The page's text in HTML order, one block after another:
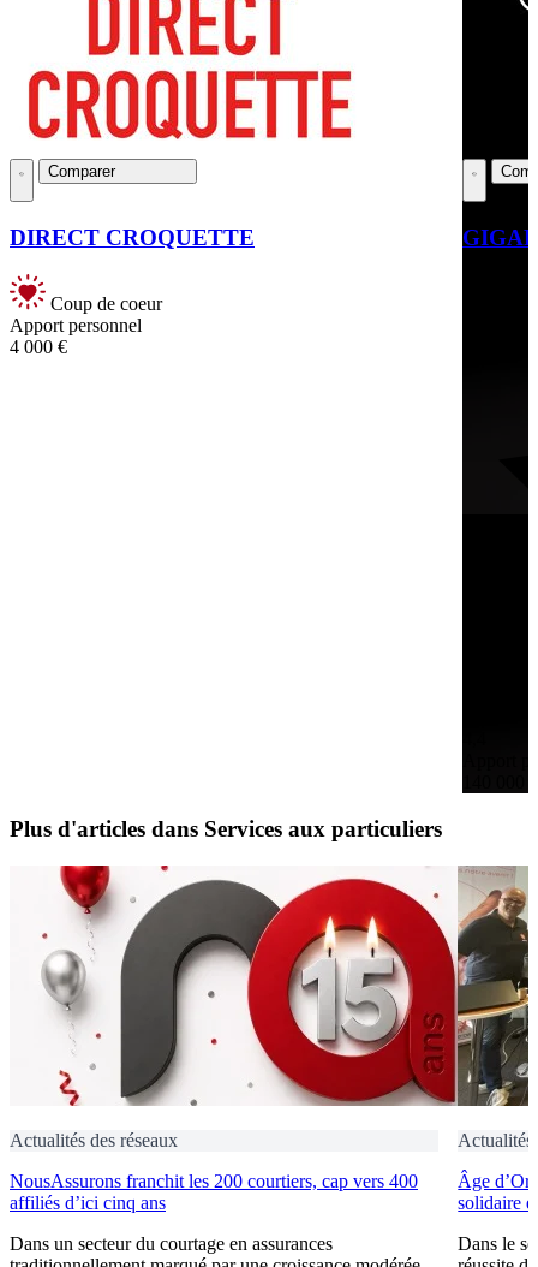
Comparer
DIRECT CROQUETTE
Coup de coeur
Apport personnel
4 000 €
Plus d'articles dans Services aux particuliers
Actualités des réseaux
NousAssurons franchit les 200 courtiers, cap vers 400
affiliés d’ici cinq ans
Dans un secteur du courtage en assurances
Actualités
Âge d’Or
solidaire
Dans le